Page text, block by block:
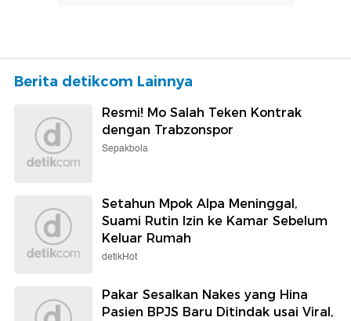
Berita detikcom Lainnya
Resmi! Mo Salah Teken Kontrak
dengan Trabzonspor
Sepakbola
Setahun Mpok Alpa Meninggal,
Suami Rutin Izin ke Kamar Sebelum
Keluar Rumah
detikHot
Pakar Sesalkan Nakes yang Hina
Pasien BPJS Baru Ditindak usai Viral,